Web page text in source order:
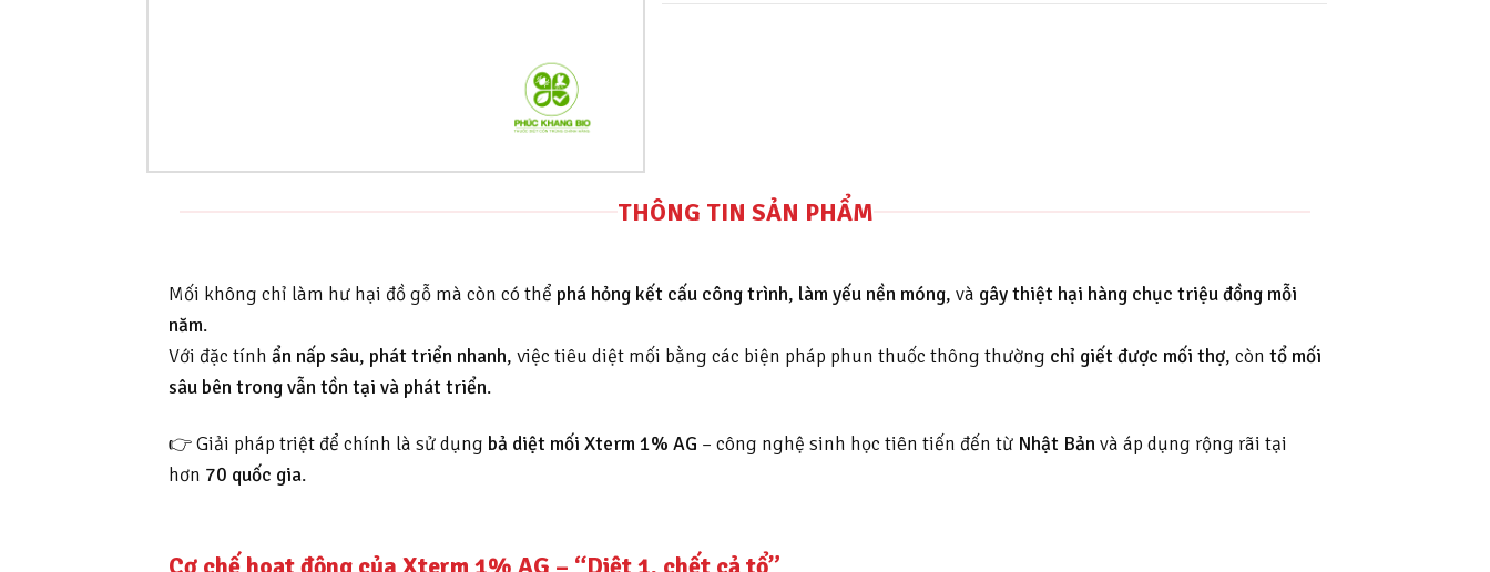
THÔNG TIN SẢN PHẨM
Mối không chỉ làm hư hại đồ gỗ mà còn có thể phá hỏng kết cấu công trình, làm yếu nền móng, và gây thiệt hại hàng chục triệu đồng mỗi
năm.
Với đặc tính ẩn nấp sâu, phát triển nhanh, việc tiêu diệt mối bằng các biện pháp phun thuốc thông thường chỉ giết được mối thợ, còn tổ mối
sâu bên trong vẫn tồn tại và phát triển.
👉 Giải pháp triệt để chính là sử dụng bả diệt mối Xterm 1% AG – công nghệ sinh học tiên tiến đến từ Nhật Bảnvà áp dụng rộng rãi tại
hơn 70 quốc gia.
Cơ chế hoạt động của Xterm 1% AG – “Diệt 1, chết cả tổ”